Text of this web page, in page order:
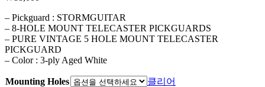
– Pickguard : STORMGUITAR
– 8-HOLE MOUNT TELECASTER PICKGUARDS
– PURE VINTAGE 5 HOLE MOUNT TELECASTER
PICKGUARD
– Color : 3-ply Aged White
Mounting Holes
클리어